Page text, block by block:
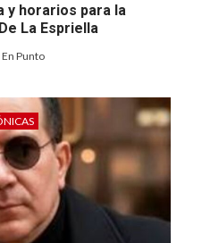
y horarios para la
La Espriella
Punto